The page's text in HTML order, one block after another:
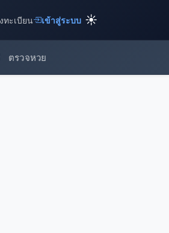
ทะเบียน เข้าสู่ระบบ ☀️
ตรวจหวย